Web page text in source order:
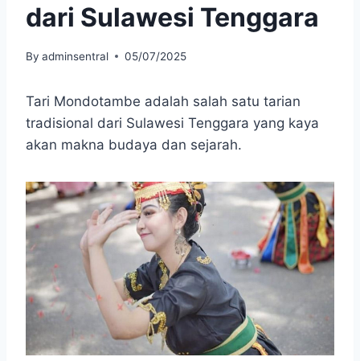
dari Sulawesi Tenggara
By adminsentral 05/07/2025
Tari Mondotambe adalah salah satu tarian
tradisional dari Sulawesi Tenggara yang kaya
akan makna budaya dan sejarah.